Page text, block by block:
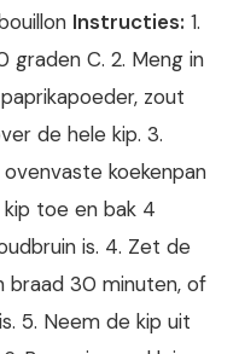
Instructies: 1.
graden C. 2. Meng in
zout
de hele kip. 3.
koekenpan
toe en bak 4
is. 4. Zet de
braad 30 minuten, of
5. Neem de kip uit